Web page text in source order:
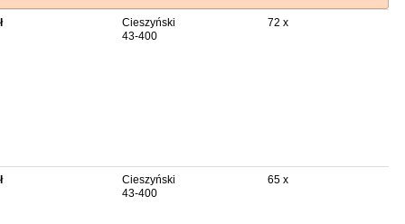
Cieszyński
43-400
72 x
Cieszyński
43-400
65 x